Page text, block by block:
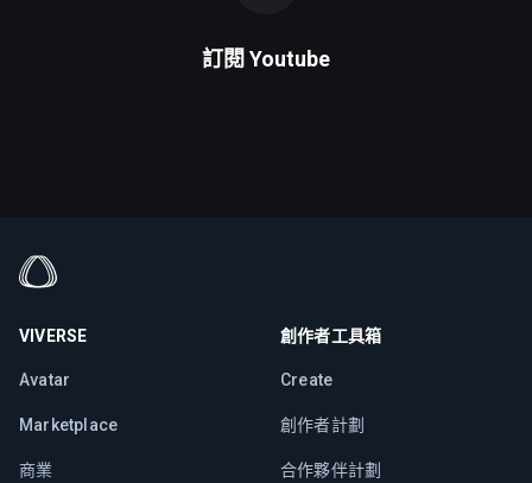
訂閱 Youtube
VIVERSE
Avatar
Marketplace
商業
創作者工具箱
Create
創作者計劃
合作夥伴計劃